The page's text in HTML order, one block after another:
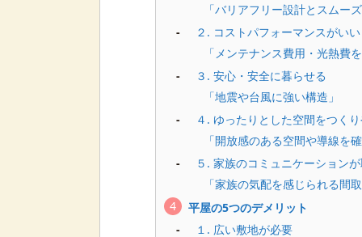
「バリアフリー設計とスムー
２. コストパフォーマンスがいい
「メンテナンス費用・光熱費
３. 安心・安全に暮らせる
「地震や台風に強い構造」
４. ゆったりとした空間をつく
「開放感のある空間や導線を
５. 家族のコミュニケーション
「家族の気配を感じられる間
平屋の5つのデメリット
１. 広い敷地が必要